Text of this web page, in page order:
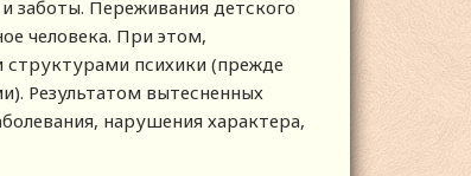
заботы. Переживания детского
человека. При этом,
психики (прежде
Результатом вытесненных
нарушения характера,